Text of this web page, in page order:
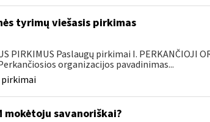
tyrimų viešasis pirkimas
PIRKIMUS Paslaugų pirkimai I. PERKANČIOJI
organizacijos pavadinimas...
pirkimai
savanoriškai?